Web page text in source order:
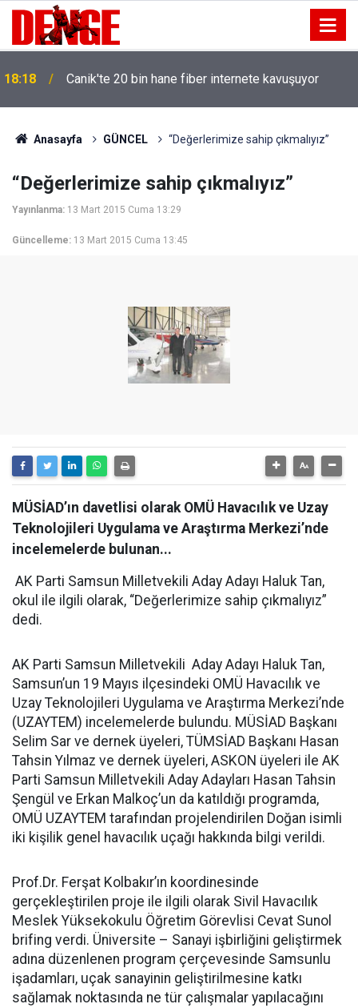
18:18 Canik'te 20 bin hane fiber internete kavuşuyor
Anasayfa GÜNCEL “Değerlerimize sahip çıkmalıyız”
“Değerlerimize sahip çıkmalıyız”
Yayınlanma: 13 Mart 2015 Cuma 13:29
Güncelleme: 13 Mart 2015 Cuma 13:45
MÜSİAD’ın davetlisi olarak OMÜ Havacılık ve Uzay
Teknolojileri Uygulama ve Araştırma Merkezi’nde
incelemelerde bulunan...
AK Parti Samsun Milletvekili Aday Adayı Haluk Tan,
okul ile ilgili olarak, “Değerlerimize sahip çıkmalıyız”
dedi.
AK Parti Samsun Milletvekili Aday Adayı Haluk Tan,
Samsun’un 19 Mayıs ilçesindeki OMÜ Havacılık ve
Uzay Teknolojileri Uygulama ve Araştırma Merkezi’nde
(UZAYTEM) incelemelerde bulundu. MÜSİAD Başkanı
Selim Sar ve dernek üyeleri, TÜMSİAD Başkanı Hasan
Tahsin Yılmaz ve dernek üyeleri, ASKON üyeleri ile AK
Parti Samsun Milletvekili Aday Adayları Hasan Tahsin
Şengül ve Erkan Malkoç’un da katıldığı programda,
OMÜ UZAYTEM tarafından projelendirilen Doğan isimli
iki kişilik genel havacılık uçağı hakkında bilgi verildi.
Prof.Dr. Ferşat Kolbakır’ın koordinesinde
gerçekleştirilen proje ile ilgili olarak Sivil Havacılık
Meslek Yüksekokulu Öğretim Görevlisi Cevat Sunol
brifing verdi. Üniversite – Sanayi işbirliğini geliştirmek
adına düzenlenen program çerçevesinde Samsunlu
işadamları, uçak sanayinin geliştirilmesine katkı
sağlamak noktasında ne tür çalışmalar yapılacağını